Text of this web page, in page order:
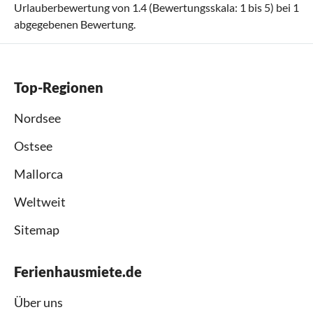
Urlauberbewertung von 1.4 (Bewertungsskala: 1 bis 5) bei 1
abgegebenen Bewertung.
Top-Regionen
Nordsee
Ostsee
Mallorca
Weltweit
Sitemap
Ferienhausmiete.de
Über uns